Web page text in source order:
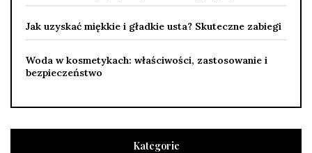
Jak uzyskać miękkie i gładkie usta? Skuteczne zabiegi
Woda w kosmetykach: właściwości, zastosowanie i
bezpieczeństwo
Kategorie